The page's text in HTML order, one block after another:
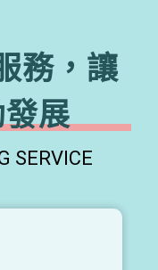
務，讓
展
SERVICE